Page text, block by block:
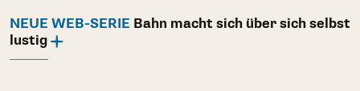
NEUE WEB-SERIE Bahn macht sich über sich selbst
lustig